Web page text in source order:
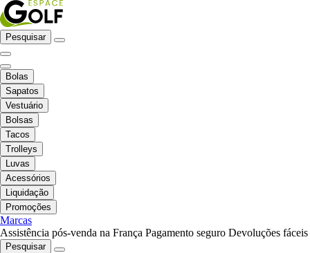
Pesquisar
Bolas
Sapatos
Vestuário
Bolsas
Tacos
Trolleys
Luvas
Acessórios
Liquidação
Promoções
Marcas
Assistência pós-venda na França Pagamento seguro Devoluções fáceis
Pesquisar